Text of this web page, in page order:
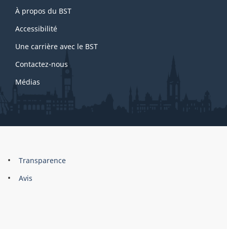
this
site
À propos du BST
Accessibilité
Une carrière avec le BST
Contactez-nous
Médias
About
this
Brand
Transparence
Avis